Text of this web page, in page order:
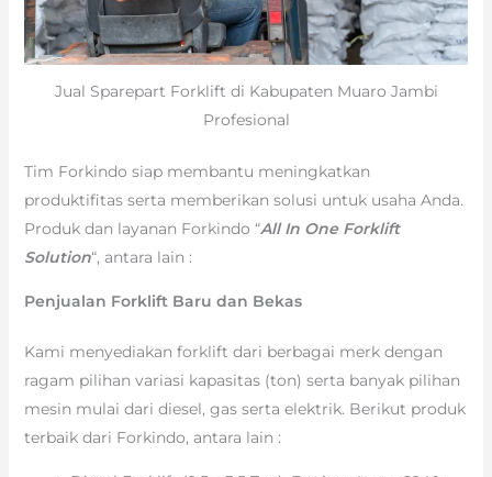
Jual Sparepart Forklift di Kabupaten Muaro Jambi
Profesional
Tim Forkindo siap membantu meningkatkan
produktifitas serta memberikan solusi untuk usaha Anda.
Produk dan layanan Forkindo “All In One Forklift
Solution“, antara lain :
Penjualan Forklift Baru dan Bekas
Kami menyediakan forklift dari berbagai merk dengan
ragam pilihan variasi kapasitas (ton) serta banyak pilihan
mesin mulai dari diesel, gas serta elektrik. Berikut produk
terbaik dari Forkindo, antara lain :